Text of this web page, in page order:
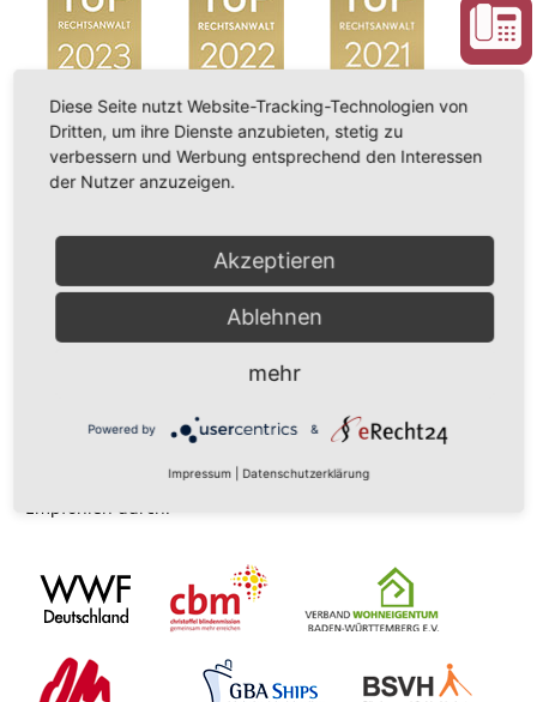
Empfohlen durch:
Diese Seite nutzt Website-Tracking-Technologien von
Dritten, um ihre Dienste anzubieten, stetig zu
verbessern und Werbung entsprechend den Interessen
der Nutzer anzuzeigen.
Akzeptieren
Ablehnen
mehr
Powered by &
Impressum Datenschutzerklärung